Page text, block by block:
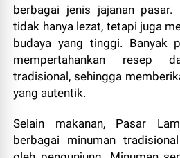
berbagai jenis jajanan pasar.
tidak hanya lezat, tetapi juga
budaya yang tinggi. Banyak
mempertahankan resep
tradisional, sehingga
yang autentik.
Selain makanan, Pasar
berbagai minuman